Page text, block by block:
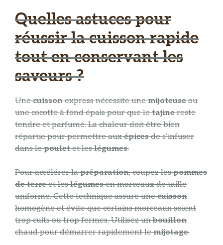
Quelles astuces pour
réussir la cuisson rapide
tout en conservant les
saveurs ?
Unecuissonexpress nécessite unemijoteuseou
une cocotte à fond épais pour que letajinereste
tendre et parfumé. La chaleur doit être bien
répartie pour permettre auxépicesde s’infuser
dans lepouletet leslégumes.
Pour accélérer lapréparation, coupez lespommes
de terreet leslégumesen morceaux de taille
uniforme. Cette technique assure unecuisson
homogène et évite que certains morceaux soient
trop cuits ou trop fermes. Utilisez unbouillon
chaud pour démarrer rapidement lemijotage.